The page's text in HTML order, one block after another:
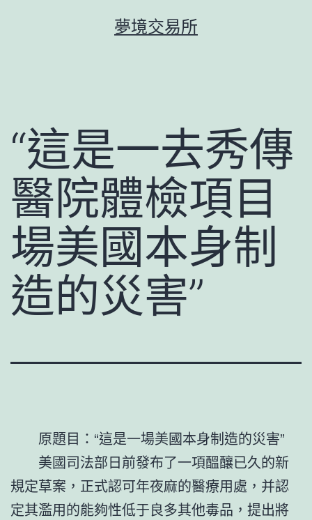
夢境交易所
“這是一去秀傳
醫院體檢項目
場美國本身制
造的災害”
原題目：“這是一場美國本身制造的災害”
美國司法部日前發布了一項醞釀已久的新
規定草案，正式認可年夜麻的醫療用處，并認
定其濫用的能夠性低于良多其他毒品，提出將